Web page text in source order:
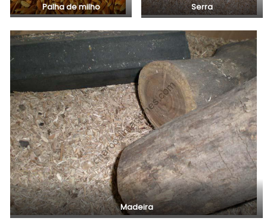
Palha de milho Serra
Madeira